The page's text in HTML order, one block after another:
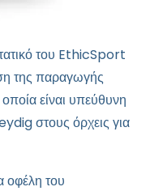
του EthicSport
της παραγωγής
είναι υπεύθυνη
στους όρχεις για
οφέλη του